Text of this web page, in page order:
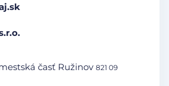
časť Ružinov 821 09